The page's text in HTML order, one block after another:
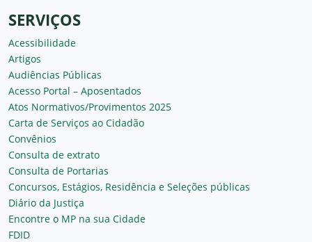
SERVIÇOS
Acessibilidade
Artigos
Audiências Públicas
Acesso Portal – Aposentados
Atos Normativos/Provimentos 2025
Carta de Serviços ao Cidadão
Convênios
Consulta de extrato
Consulta de Portarias
Concursos, Estágios, Residência e Seleções públicas
Diário da Justiça
Encontre o MP na sua Cidade
FDID